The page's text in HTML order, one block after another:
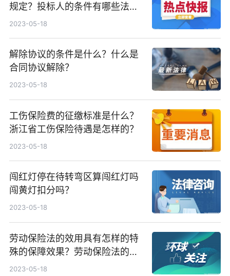
规定？投标人的条件有哪些法律
依据？
2023-05-18
解除协议的条件是什么？什么是
合同协议解除？
2023-05-18
工伤保险费的征缴标准是什么？
浙江省工伤保险待遇是怎样的？
2023-05-18
闯红灯停在待转弯区算闯红灯吗
闯黄灯扣分吗？
2023-05-18
劳动保险法的效用具有怎样的特
殊的保障效果？劳动保险法的基
本内容是什么？
2023-05-18